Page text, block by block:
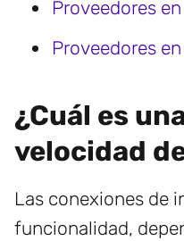
Proveedores
Proveedores
¿Cuál es
velocidad
Las conexiones de
funcionalidad,